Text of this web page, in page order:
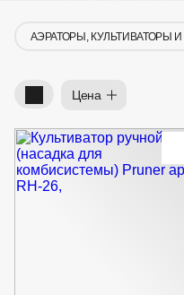
МАЛАЯ
САДОВАЯ ОДЕЖДА
САДОВЫЙ
СРЕДСТВА
ТОВАРЫ ДЛЯ БАНЬ
ТОВАРЫ ДЛЯ
ТОВАРЫ ДЛЯ
УХОД
+7 (495) 197 87
АЭРАТОРЫ, КУЛЬТИВАТОРЫ
Фильтр.Быстрые фильтры:
Цена